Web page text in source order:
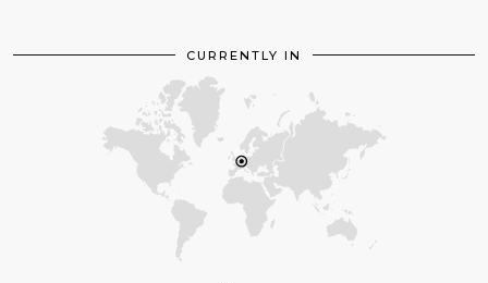
CURRENTLY IN